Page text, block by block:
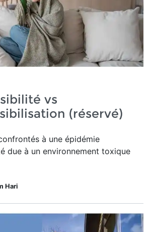
vs
(réservé)
à une épidémie
due à un environnement toxique
Hari